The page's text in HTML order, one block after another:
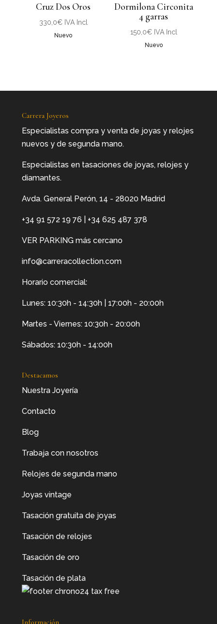
Cruz Dos Oros
330,0€ IVA Incl
Nuevo
Dormilona Circonita
4 garras
150,0€ IVA Incl
Nuevo
Carrera Joyeros
Especialistas compra y venta de joyas y relojes
nuevos y de segunda mano.
Especialistas en tasaciones de joyas, relojes y
diamantes.
Avda. General Perón, 14 - 28020 Madrid
+34 91 572 19 76 +34 625 487 378
VER PARKING más cercano
info@carreracollection.com
Horario comercial:
Lunes: 10:30h - 14:30h | 17:00h - 20:00h
Martes - Viernes: 10:30h - 20:00h
Sábados: 10:30h - 14:00h
Destacamos
Nuestra Joyería
Contacto
Blog
Trabaja con nosotros
Relojes de segunda mano
Joyas vintage
Tasación gratuita de joyas
Tasación de relojes
Tasación de oro
Tasación de plata
Información